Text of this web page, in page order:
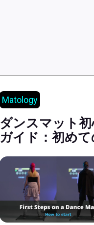
Matology
ダンスマット
ガイド：初め